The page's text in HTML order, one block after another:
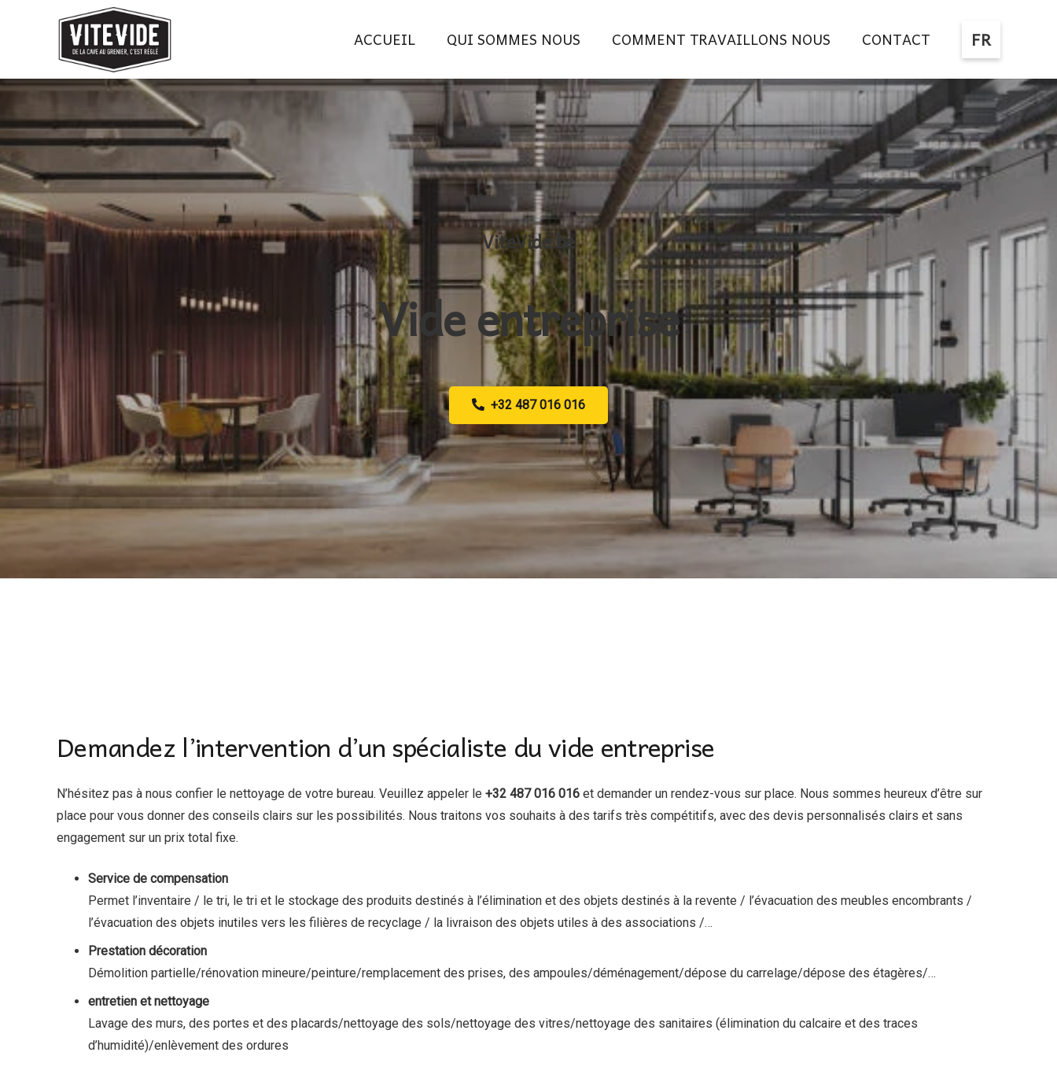
ACCUEIL QUI SOMMES NOUS COMMENT TRAVAILLONS NOUS CONTACT FR
ViteVide.be
Vide entreprise
+32 487 016 016
Demandez l’intervention d’un spécialiste du vide entreprise
N’hésitez pas à nous confier le nettoyage de votre bureau. Veuillez appeler le +32 487 016 016 et demander un rendez-vous sur place. Nous sommes heureux d’être sur
place pour vous donner des conseils clairs sur les possibilités. Nous traitons vos souhaits à des tarifs très compétitifs, avec des devis personnalisés clairs et sans
engagement sur un prix total fixe.
Service de compensation
Permet l’inventaire / le tri, le tri et le stockage des produits destinés à l’élimination et des objets destinés à la revente / l’évacuation des meubles encombrants /
l’évacuation des objets inutiles vers les filières de recyclage / la livraison des objets utiles à des associations /…
Prestation décoration
Démolition partielle/rénovation mineure/peinture/remplacement des prises, des ampoules/déménagement/dépose du carrelage/dépose des étagères/…
entretien et nettoyage
Lavage des murs, des portes et des placards/nettoyage des sols/nettoyage des vitres/nettoyage des sanitaires (élimination du calcaire et des traces
d’humidité)/enlèvement des ordures